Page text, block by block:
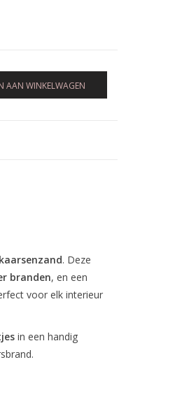
AAN WINKELWAGEN
. Deze
branden, en een
voor elk interieur
in een handig